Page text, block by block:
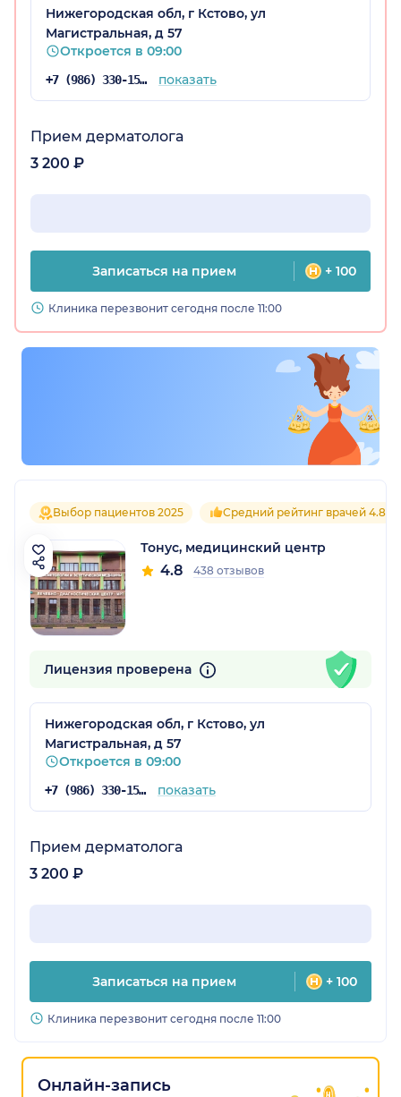
Нижегородская обл, г Кстово, ул
Магистральная, д 57
Откроется в 09:00
+7 (986) 330-15-98 показать
Прием дерматолога
3 200 ₽
Записаться на прием + 100
Клиника перезвонит сегодня после 11:00
Выбор пациентов 2025 Средний рейтинг врачей 4.8
Тонус, медицинский центр
4.8 438 отзывов
Лицензия проверена
Нижегородская обл, г Кстово, ул
Магистральная, д 57
Откроется в 09:00
+7 (986) 330-15-97 показать
Прием дерматолога
3 200 ₽
Записаться на прием + 100
Клиника перезвонит сегодня после 11:00
Онлайн-запись